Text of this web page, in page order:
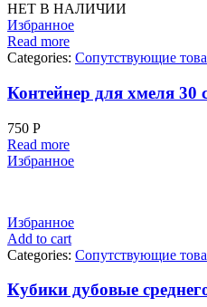
НЕТ В НАЛИЧИИ
Избранное
Read more
Categories: Сопутствующие
Контейнер для хмеля 30
750 Р
Read more
Избранное
Избранное
Add to cart
Categories: Сопутствующие
Кубики дубовые